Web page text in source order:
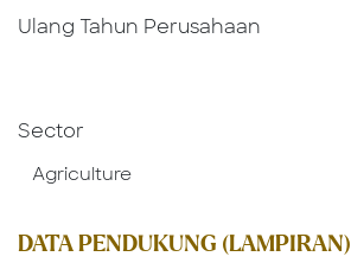
Ulang Tahun Perusahaan
Sector
DATA PENDUKUNG (LAMPIRAN)